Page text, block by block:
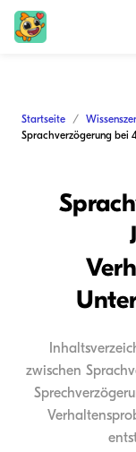
Startseite
zwischen